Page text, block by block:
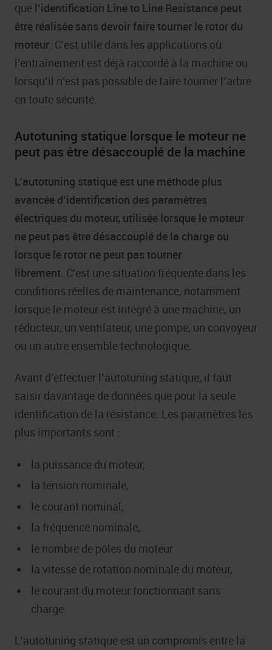
que l’identification Line to Line Resistance peut
être réalisée sans devoir faire tourner le rotor du
moteur. C’est utile dans les applications où
l’entraînement est déjà raccordé à la machine ou
lorsqu’il n’est pas possible de faire tourner l’arbre
en toute sécurité.
Autotuning statique lorsque le moteur ne
peut pas être désaccouplé de la machine
L’autotuning statique est une méthode plus
avancée d’identification des paramètres
électriques du moteur, utilisée lorsque le moteur
ne peut pas être désaccouplé de la charge ou
lorsque le rotor ne peut pas tourner
librement. C’est une situation fréquente dans les
conditions réelles de maintenance, notamment
lorsque le moteur est intégré à une machine, un
réducteur, un ventilateur, une pompe, un convoyeur
ou un autre ensemble technologique.
Avant d’effectuer l’autotuning statique, il faut
saisir davantage de données que pour la seule
identification de la résistance. Les paramètres les
plus importants sont :
la puissance du moteur,
la tension nominale,
le courant nominal,
la fréquence nominale,
le nombre de pôles du moteur
la vitesse de rotation nominale du moteur,
le courant du moteur fonctionnant sans
charge.
L’autotuning statique est un compromis entre la